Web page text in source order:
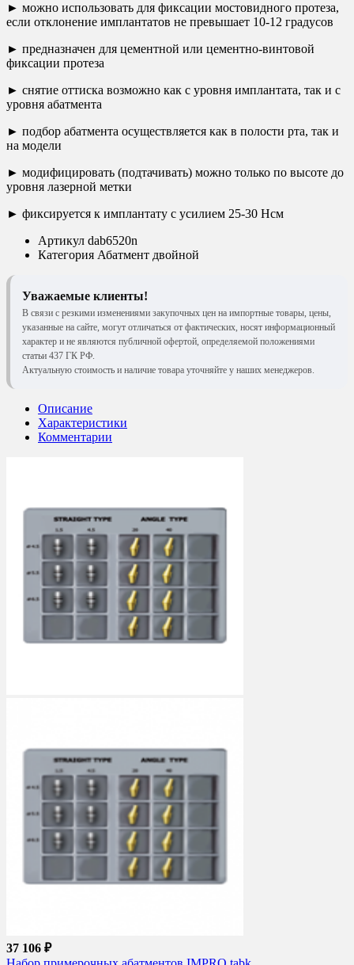
► можно использовать для фиксации мостовидного протеза,
если отклонение имплантатов не превышает 10-12 градусов
► предназначен для цементной или цементно-винтовой
фиксации протеза
► снятие оттиска возможно как с уровня имплантата, так и с
уровня абатмента
► подбор абатмента осуществляется как в полости рта, так и
на модели
► модифицировать (подтачивать) можно только по высоте до
уровня лазерной метки
► фиксируется к имплантату с усилием 25-30 Нсм
Артикул dab6520n
Категория Абатмент двойной
Уважаемые клиенты!
В связи с резкими изменениями закупочных цен на импортные товары, цены,
указанные на сайте, могут отличаться от фактических, носят информационный
характер и не являются публичной офертой, определяемой положениями
статьи 437 ГК РФ.
Актуальную стоимость и наличие товара уточняйте у наших менеджеров.
Описание
Характеристики
Комментарии
37 106 ₽